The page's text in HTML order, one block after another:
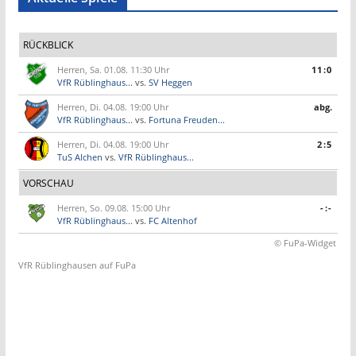
RÜCKBLICK
Herren, Sa. 01.08. 11:30 Uhr
VfR Rüblinghaus... vs. SV Heggen
11:0
Herren, Di. 04.08. 19:00 Uhr
VfR Rüblinghaus... vs. Fortuna Freuden...
abg.
Herren, Di. 04.08. 19:00 Uhr
TuS Alchen vs. VfR Rüblinghaus...
2:5
VORSCHAU
Herren, So. 09.08. 15:00 Uhr
VfR Rüblinghaus... vs. FC Altenhof
-:-
© FuPa-Widget
VfR Rüblinghausen auf FuPa